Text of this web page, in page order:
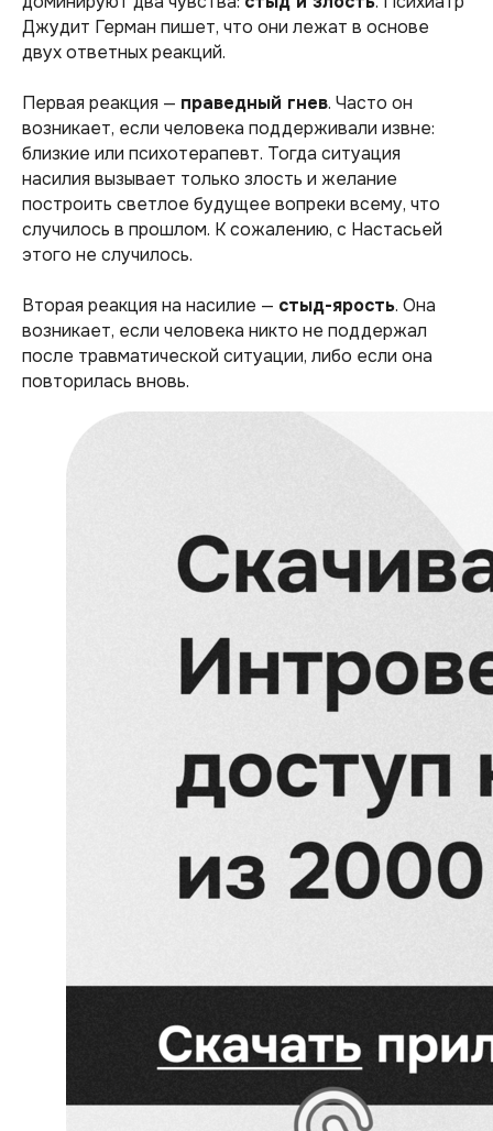
Джудит Герман пишет, что они лежат в основе
двух ответных реакций.
Первая реакция — праведный гнев. Часто он
возникает, если человека поддерживали извне:
близкие или психотерапевт. Тогда ситуация
насилия вызывает только злость и желание
построить светлое будущее вопреки всему, что
случилось в прошлом. К сожалению, с Настасьей
этого не случилось.
Вторая реакция на насилие — стыд-ярость. Она
возникает, если человека никто не поддержал
после травматической ситуации, либо если она
повторилась вновь.